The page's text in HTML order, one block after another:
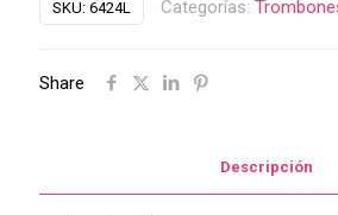
SKU: 6424L Categorías:
Share
Descripción